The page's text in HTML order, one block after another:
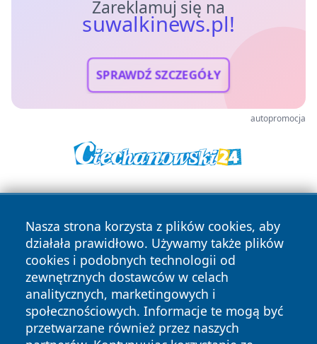
Zareklamuj się na
suwalkinews.pl!
SPRAWDŹ SZCZEGÓŁY
autopromocja
Nasza strona korzysta z plików cookies, aby
działała prawidłowo. Używamy także plików
cookies i podobnych technologii od
zewnętrznych dostawców w celach
analitycznych, marketingowych i
społecznościowych. Informacje te mogą być
przetwarzane również przez naszych
Copyright © 2026 suwalkinews.pl Wszystkie prawa
zastrzeżone.